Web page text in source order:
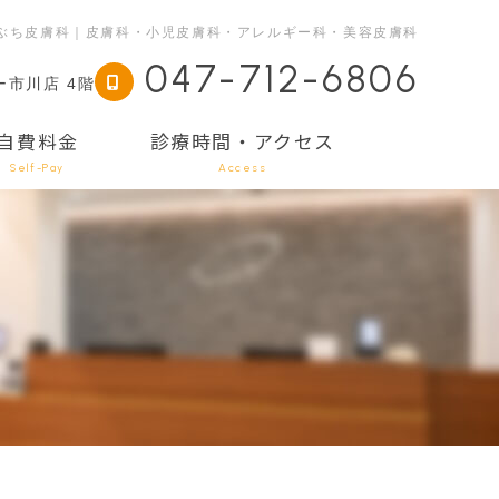
ち皮膚科｜皮膚科・小児皮膚科・アレルギー科・美容皮膚科
市川店 4階 047-712-6806
費料金
Self-Pay
診療時間・アクセス
Access